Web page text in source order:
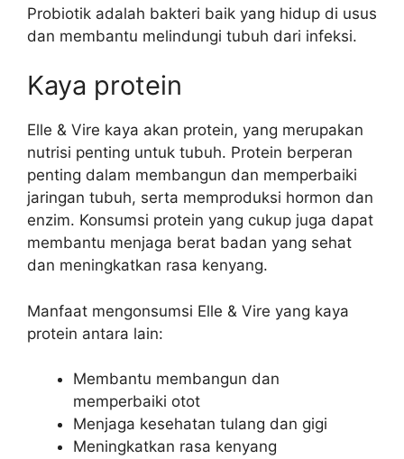
Probiotik adalah bakteri baik yang hidup di usus
dan membantu melindungi tubuh dari infeksi.
Kaya protein
Elle & Vire kaya akan protein, yang merupakan
nutrisi penting untuk tubuh. Protein berperan
penting dalam membangun dan memperbaiki
jaringan tubuh, serta memproduksi hormon dan
enzim. Konsumsi protein yang cukup juga dapat
membantu menjaga berat badan yang sehat
dan meningkatkan rasa kenyang.
Manfaat mengonsumsi Elle & Vire yang kaya
protein antara lain:
Membantu membangun dan
memperbaiki otot
Menjaga kesehatan tulang dan gigi
Meningkatkan rasa kenyang